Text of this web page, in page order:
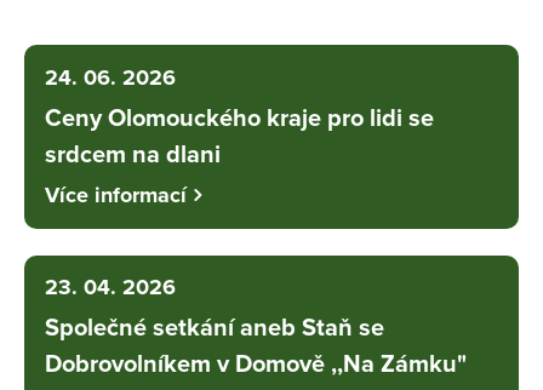
24. 06. 2026
Ceny Olomouckého kraje pro lidi se
srdcem na dlani
Více informací
23. 04. 2026
Společné setkání aneb Staň se
Dobrovolníkem v Domově ,,Na Zámku"